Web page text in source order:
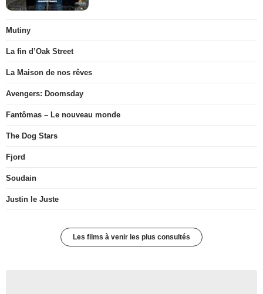
Mutiny
La fin d’Oak Street
La Maison de nos rêves
Avengers: Doomsday
Fantômas – Le nouveau monde
The Dog Stars
Fjord
Soudain
Justin le Juste
Les films à venir les plus consultés